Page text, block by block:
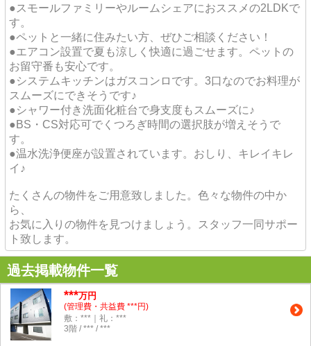
●スモールファミリーやルームシェアにおススメの2LDKで
す。
●ペットと一緒に住みたい方、ぜひご相談ください！
●エアコン設置で夏も涼しく快適に過ごせます。ペットの
お留守番も安心です。
●システムキッチンはガスコンロです。3口なのでお料理が
スムーズにできそうです♪
●シャワー付き洗面化粧台で身支度もスムーズに♪
●BS・CS対応可でくつろぎ時間の選択肢が増えそうで
す。
●温水洗浄便座が設置されています。おしり、キレイキレ
イ♪
たくさんの物件をご用意致しました。色々な物件の中か
ら、
お気に入りの物件を見つけましょう。スタッフ一同サポー
ト致します。
過去掲載物件一覧
***万円
(管理費・共益費 ***円)
敷：***｜礼：***
3階 / *** / ***